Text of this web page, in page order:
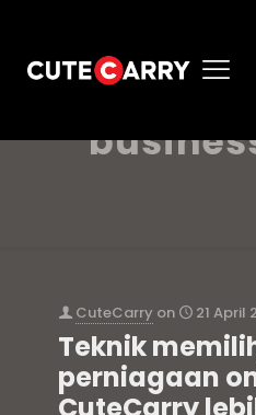
CuteCarry on 21 April
Teknik
perniagaan